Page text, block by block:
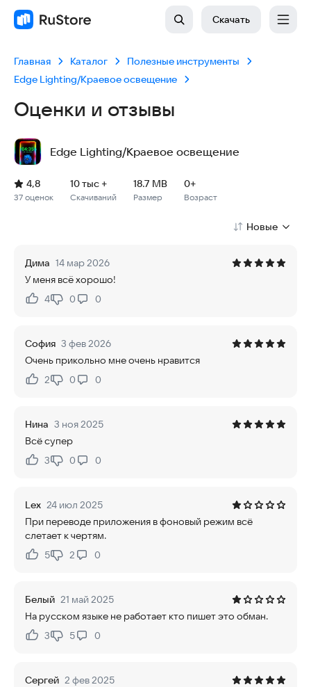
Скачать
Главная Каталог
Полезные инструменты
Edge Lighting/Краевое освещение
Оценки и отзывы
Edge Lighting/Краевое освещение
Рейтинг: 4,8, 37 оценок
Скачиваний: 10 тыс +
Размер файла: 18.7 MB
Возрастное ограничение: 18.7 MB
37 оценок
4,8
Скачиваний
10 тыс +
Размер
18.7 MB
Возраст
0+
Новые
Дима 14 мар 2026
У меня всë хорошо!
Нравится:
4Не нравится:
0 0
София 3 фев 2026
Очень прикольно мне очень нравится
Нравится:
2Не нравится:
0 0
Нина 3 ноя 2025
Всё супер
Нравится:
3Не нравится:
0 0
Lex 24 июл 2025
При переводе приложения в фоновый режим всё
слетает к чертям.
Нравится:
5Не нравится:
2 0
Белый 21 май 2025
На русском языке не работает кто пишет это обман.
Нравится:
3Не нравится:
5 0
Сергей 2 фев 2025